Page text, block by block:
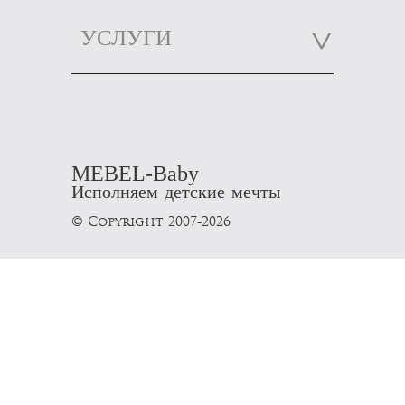
УСЛУГИ
MEBEL-Baby
Исполняем детские мечты
© Copyright 2007-2026